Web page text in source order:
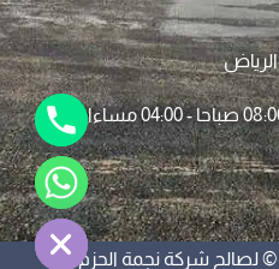
شركة نجمة الحزم
H
i
d
e
c
h